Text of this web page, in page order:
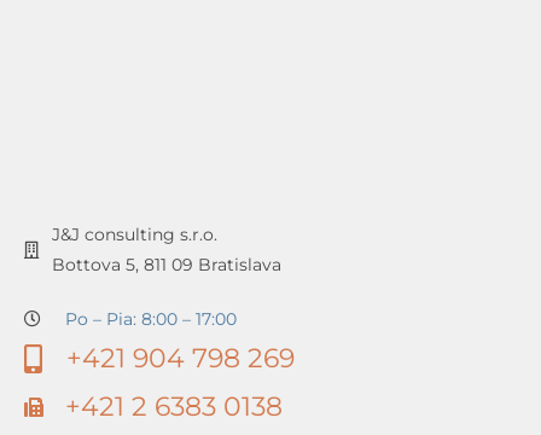
J&J consulting s.r.o.
Bottova 5, 811 09 Bratislava
Po – Pia: 8:00 – 17:00
+421 904 798 269
+421 2 6383 0138